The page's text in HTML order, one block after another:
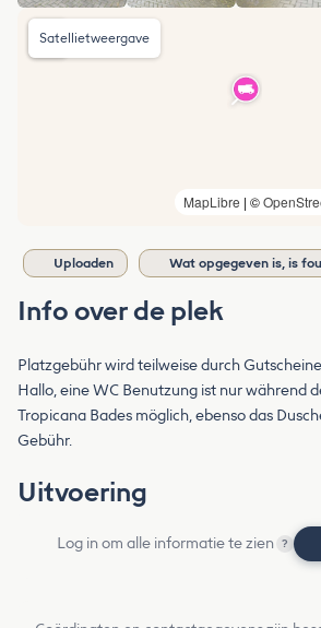
MapLibre | ©
Satellietweergave
Uploaden Wat opgegeven is, is
Info over de plek
Platzgebühr wird teilweise durch
Hallo, eine WC Benutzung ist nur während
Tropicana Bades möglich, ebenso das
Gebühr.
Uitvoering
Log in om alle informatie te zien ?